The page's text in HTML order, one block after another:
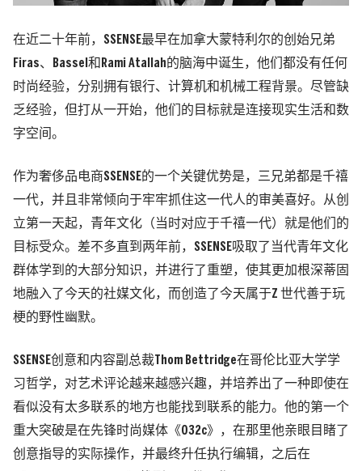
在近二十年前，SSENSE最早在加拿大蒙特利尔的创始兄弟
Firas、Bassel和Rami Atallah的脑海中诞生，他们都没有任何
时尚经验，分别拥有银行、计算机和机械工程背景。尽管缺
乏经验，但打从一开始，他们的目标就是连接现实生活和数
字空间。
作为奢侈品电商SSENSE的一个关键优势是，三兄弟都是千禧
一代，并且非常倾向于牢牢抓住这一代人的审美喜好。从创
立第一天起，青年文化（当时对应于千禧一代）就是他们的
目标受众。差不多直到两年前，SSENSE吸取了当代青年文化
群体学到的大部分知识，并进行了重塑，使其更加根深蒂固
地融入了今天的社媒文化，而创造了今天属于Z 世代善于玩
梗的野性幽默。
SSENSE创意和内容副总裁Thom Bettridge在哥伦比亚大学学
习哲学，对艺术评论越来越感兴趣，并培养出了一种即使在
看似没有太多联系的地方也能找到联系的能力。他的第一个
重大突破是在先锋时尚媒体《032c》，在那里他亲眼目睹了
创意指导的实际操作，并最终升任执行编辑，之后在